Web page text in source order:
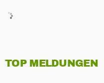
TOP MELDUNGEN